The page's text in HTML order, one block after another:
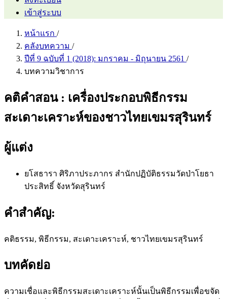
เข้าสู่ระบบ
หน้าแรก /
คลังบทความ /
ปีที่ 9 ฉบับที่ 1 (2018): มกราคม - มิถุนายน 2561 /
บทความวิชาการ
คติคำสอน : เครื่องประกอบพิธีกรรม
สะเดาะเคราะห์ของชาวไทยเขมรสุรินทร์
ผู้แต่ง
ยโสธารา ศิริภาประภากร สำนักปฏิบัติธรรมวัดป่าโยธา
ประสิทธิ์ จังหวัดสุรินทร์
คำสำคัญ:
คติธรรม, พิธีกรรม, สะเดาะเคราะห์, ชาวไทยเขมรสุรินทร์
บทคัดย่อ
ความเชื่อและพิธีกรรมสะเดาะเคราะห์นั้นเป็นพิธีกรรมเพื่อขจัด